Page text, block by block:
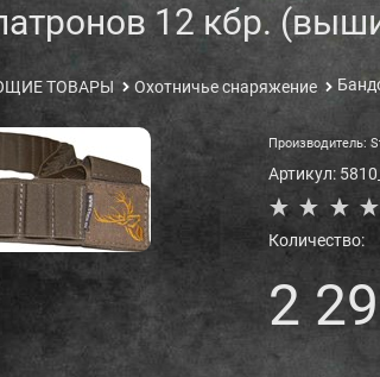
12 кбр.
ТОВАРЫ Охотничье снаряжение
Производитель:
Артикул:
Количество:
2